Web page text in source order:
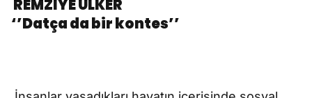
REMZİYE ÜLKER
‘’Datça da bir kontes’’